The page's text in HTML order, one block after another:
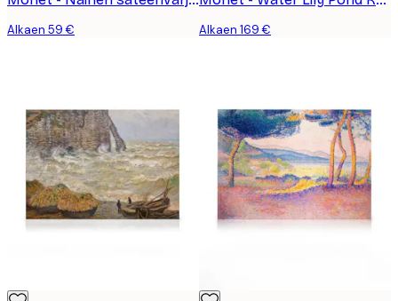
Alkaen 59 € Alkaen 169 €